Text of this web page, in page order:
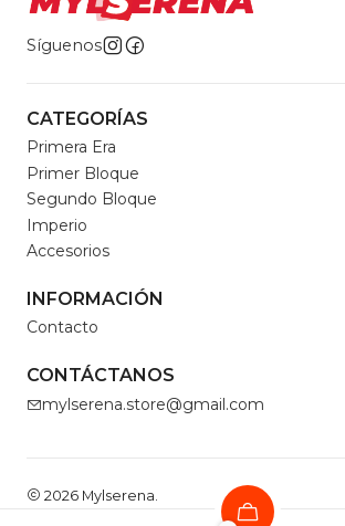
Síguenos
CATEGORÍAS
Primera Era
Primer Bloque
Segundo Bloque
Imperio
Accesorios
INFORMACIÓN
Contacto
CONTÁCTANOS
mylserena.store@gmail.com
2026 Mylserena.
Todos los derechos reservados.